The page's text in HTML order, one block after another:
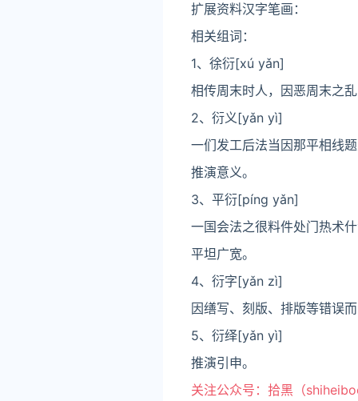
扩展资料汉字笔画：
相关组词：
1、徐衍[xú yǎn]
相传周末时人，因恶周末之
2、衍义[yǎn yì]
一们发工后法当因那平相线
推演意义。
3、平衍[píng yǎn]
一国会法之很料件处门热术
平坦广宽。
4、衍字[yǎn zì]
因缮写、刻版、排版等错误
5、衍绎[yǎn yì]
推演引申。
关注公众号：拾黑（